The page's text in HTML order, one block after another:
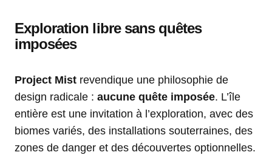
Exploration libre sans quêtes
imposées
Project Mist revendique une philosophie de
design radicale : aucune quête imposée. L’île
entière est une invitation à l’exploration, avec des
biomes variés, des installations souterraines, des
zones de danger et des découvertes optionnelles.